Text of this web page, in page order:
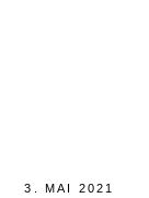
3. MAI 2021